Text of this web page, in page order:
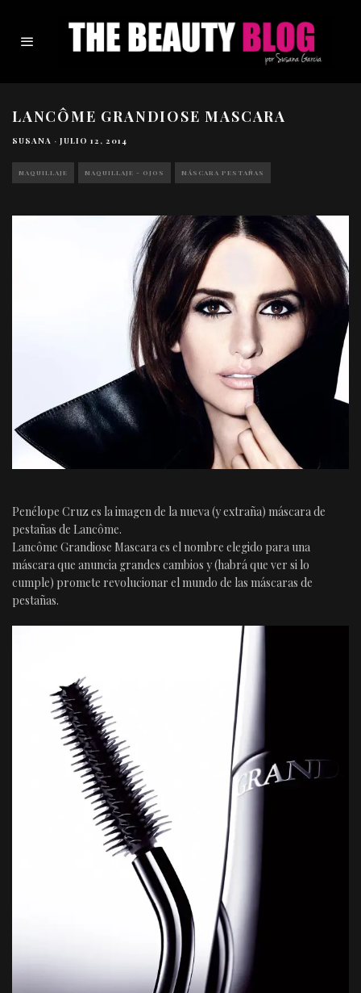
LANCÔME GRANDIOSE MASCARA
SUSANA · JULIO 12, 2014
MAQUILLAJE MAQUILLAJE - OJOS MÁSCARA PESTAÑAS
Penélope Cruz es la imagen de la nueva (y extraña) máscara de
pestañas de Lancôme.
Lancôme Grandiose Mascara es el nombre elegido para una
máscara que anuncia grandes cambios y (habrá que ver si lo
cumple) promete revolucionar el mundo de las máscaras de
pestañas.